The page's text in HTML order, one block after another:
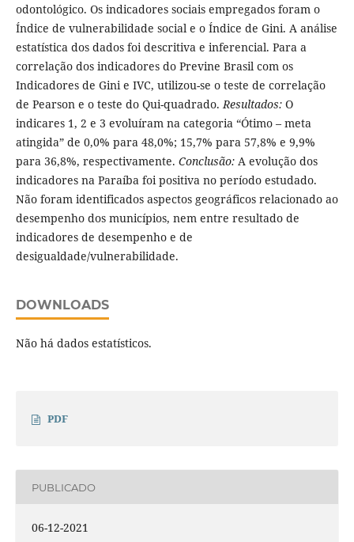
odontológico. Os indicadores sociais empregados foram o
Índice de vulnerabilidade social e o Índice de Gini. A análise
estatística dos dados foi descritiva e inferencial. Para a
correlação dos indicadores do Previne Brasil com os
Indicadores de Gini e IVC, utilizou-se o teste de correlação
de Pearson e o teste do Qui-quadrado.Resultados:O
indicares 1, 2 e 3 evoluíram na categoria “Ótimo – meta
atingida” de 0,0% para 48,0%; 15,7% para 57,8% e 9,9%
para 36,8%, respectivamente. Conclusão:A evolução dos
indicadores na Paraíba foi positiva no período estudado.
Não foram identificados aspectos geográficos relacionado ao
desempenho dos municípios, nem entre resultado de
indicadores de desempenho e de
desigualdade/vulnerabilidade.
DOWNLOADS
Não há dados estatísticos.
PDF
PUBLICADO
06-12-2021